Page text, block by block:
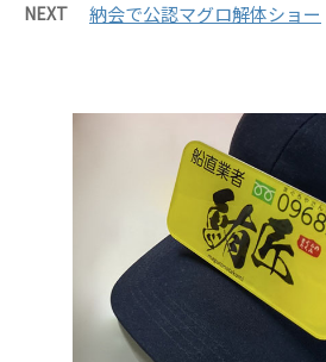
NEXT 納会で公認マグロ解体ショー